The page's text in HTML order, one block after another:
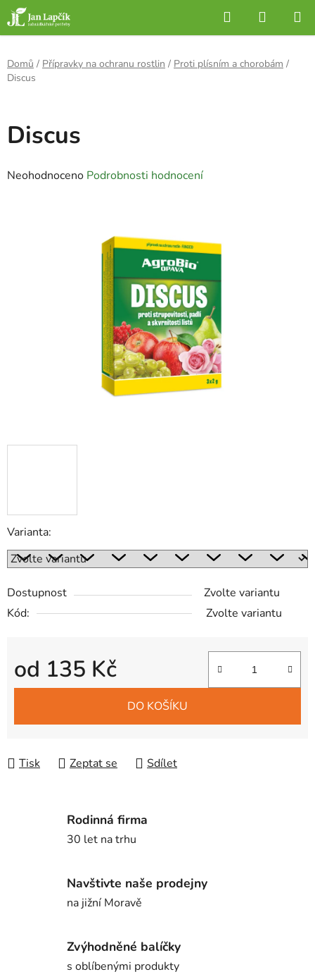
Přejít
na
obsah
Hledat
KOŠÍK
Domů / Přípravky na ochranu rostlin / Proti plísním a chorobám /
Discus
Varianta:
Dostupnost
Zvolte variantu
Kód:
Zvolte variantu
od 135 Kč
Měrná cena:
DO KOŠÍKU
Tisk Zeptat se Sdílet
Discus
Průměrné
Neohodnoceno Podrobnosti hodnocení
Rodinná firma
30 let na trhu
Navštivte naše prodejny
na jižní Moravě
Zvýhodněné balíčky
s oblíbenými produkty